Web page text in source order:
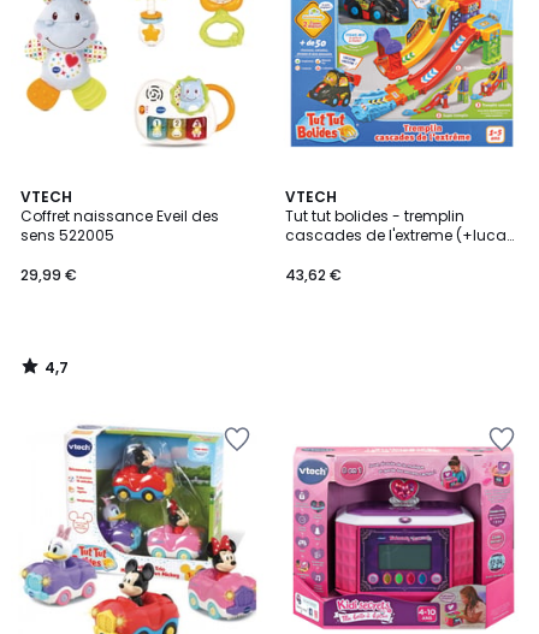
VTECH
Coffret naissance Eveil des
sens 522005
29,99 €
4,7
/ 5
4,7
/
VTECH
Tut tut bolides - tremplin
cascades de l'extreme (+lucas,
43,62 €